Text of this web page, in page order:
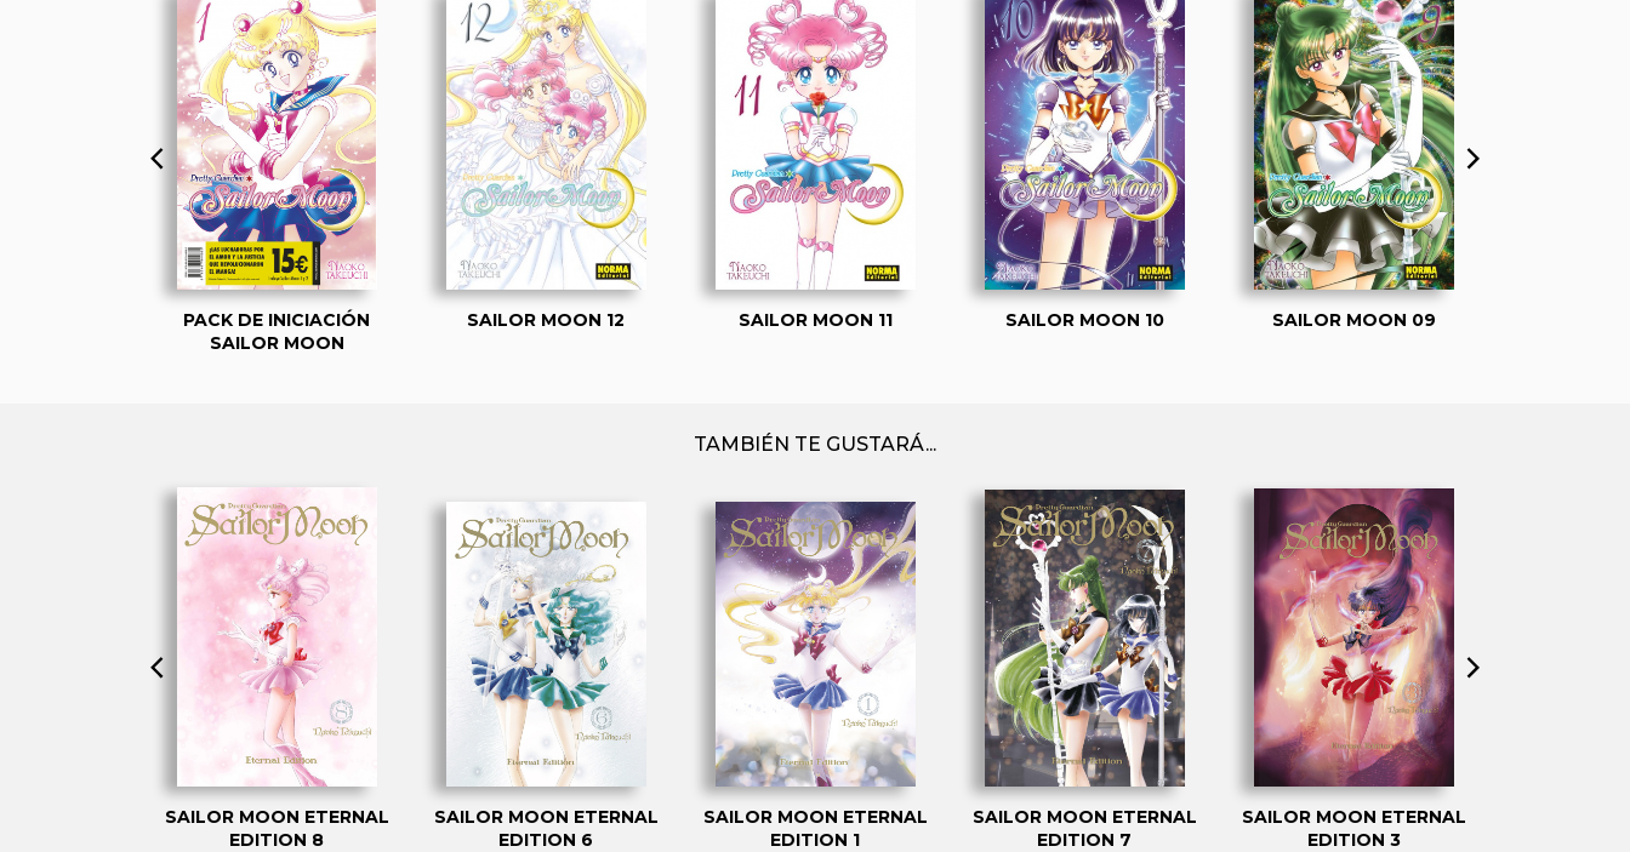
PACK DE INICIACIÓN
SAILOR MOON
SAILOR MOON 12 SAILOR MOON 11 SAILOR MOON 10 SAILOR MOON 09
TAMBIÉN TE GUSTARÁ...
SAILOR MOON ETERNAL
EDITION 8
SAILOR MOON ETERNAL
EDITION 6
SAILOR MOON ETERNAL
EDITION 1
SAILOR MOON ETERNAL
EDITION 7
SAILOR MOON ETERNAL
EDITION 3